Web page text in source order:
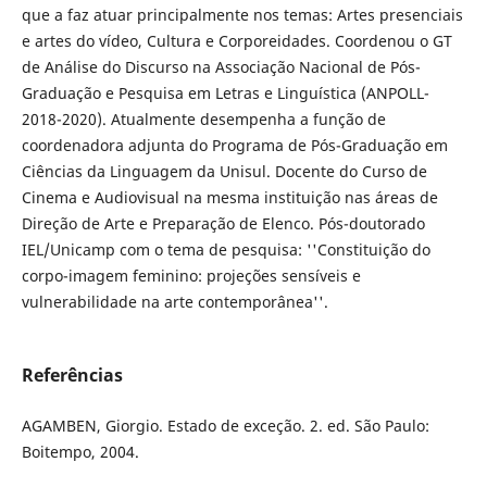
que a faz atuar principalmente nos temas: Artes presenciais
e artes do vídeo, Cultura e Corporeidades. Coordenou o GT
de Análise do Discurso na Associação Nacional de Pós-
Graduação e Pesquisa em Letras e Linguística (ANPOLL-
2018-2020). Atualmente desempenha a função de
coordenadora adjunta do Programa de Pós-Graduação em
Ciências da Linguagem da Unisul. Docente do Curso de
Cinema e Audiovisual na mesma instituição nas áreas de
Direção de Arte e Preparação de Elenco. Pós-doutorado
IEL/Unicamp com o tema de pesquisa: ''Constituição do
corpo-imagem feminino: projeções sensíveis e
vulnerabilidade na arte contemporânea''.
Referências
AGAMBEN, Giorgio. Estado de exceção. 2. ed. São Paulo:
Boitempo, 2004.